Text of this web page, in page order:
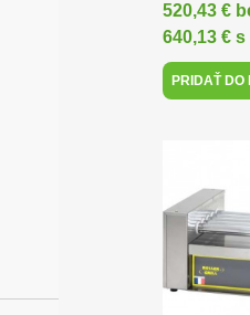
520,43 €
640,13 € s
PRIDAŤ DO